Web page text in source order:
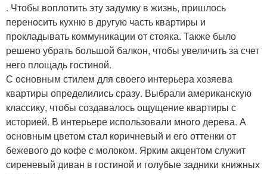
. Чтобы воплотить эту задумку в жизнь, пришлось
переносить кухню в другую часть квартиры и
прокладывать коммуникации от стояка. Также было
решено убрать большой балкон, чтобы увеличить за счет
него площадь гостиной.
С основным стилем для своего интерьера хозяева
квартиры определились сразу. Выбрали американскую
классику, чтобы создавалось ощущение квартиры с
историей. В интерьере использовали много дерева. А
основным цветом стал коричневый и его оттенки от
бежевого до кофе с молоком. Ярким акцентом служит
сиреневый диван в гостиной и голубые задники книжных